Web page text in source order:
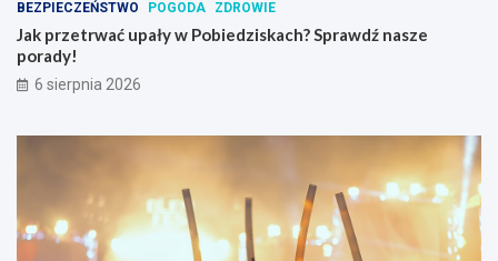
BEZPIECZEŃSTWO POGODA ZDROWIE
Jak przetrwać upały w Pobiedziskach? Sprawdź nasze
porady!
6 sierpnia 2026